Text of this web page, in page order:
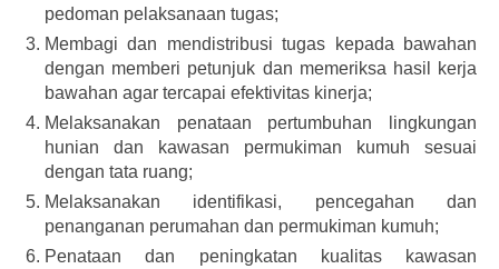
pedoman pelaksanaan tugas;
Membagi dan mendistribusi tugas kepada bawahan
dengan memberi petunjuk dan memeriksa hasil kerja
bawahan agar tercapai efektivitas kinerja;
Melaksanakan penataan pertumbuhan lingkungan
hunian dan kawasan permukiman kumuh sesuai
dengan tata ruang;
Melaksanakan identifikasi, pencegahan dan
penanganan perumahan dan permukiman kumuh;
Penataan dan peningkatan kualitas kawasan